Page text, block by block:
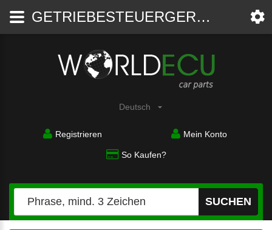
Autoteile
Deutsch
Registrieren Mein Konto
So Kaufen?
SUCHEN
GETRIEBESTEUERGERÄT GETRIBESTEUERUNG VOLKSWAGEN T4 2.5 TD HELLA 5DG 00 6 961-69, 5DG006961-69, 5DG00696169, 098 927 731, 098927731 - Getriebesteuergerät Steuergerät Automatik Getriebe - WorldECU